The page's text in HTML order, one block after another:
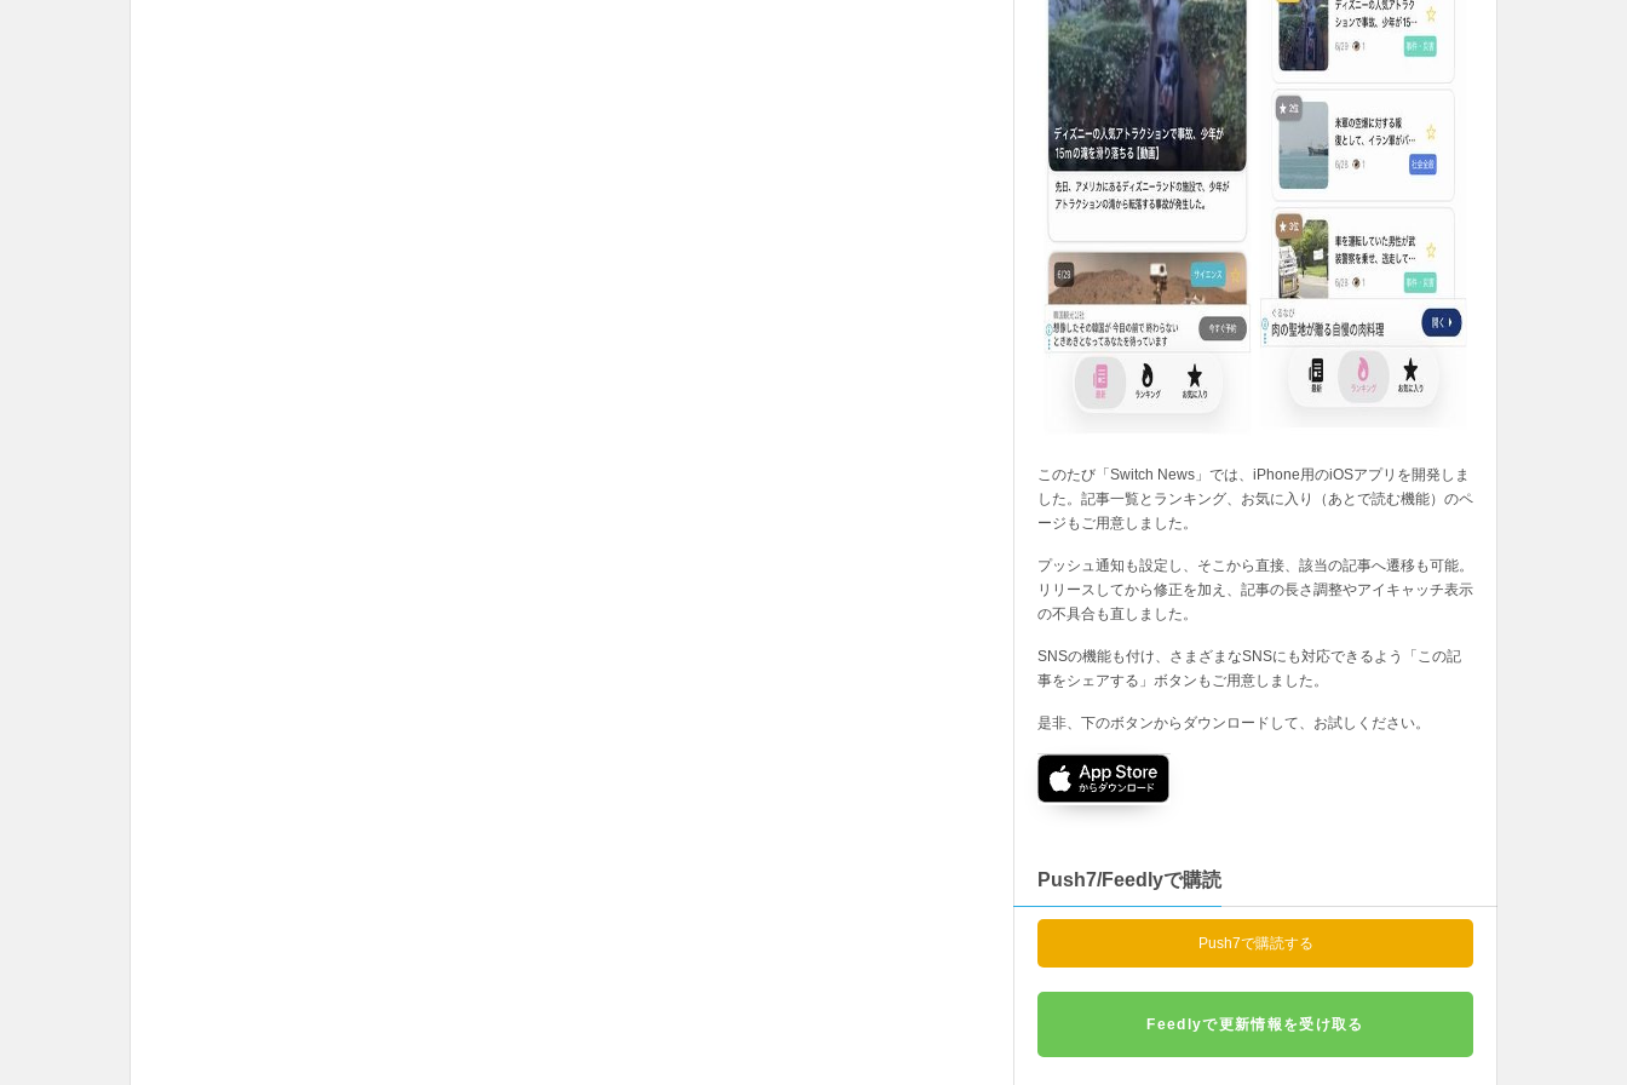
このたび「Switch News」では、iPhone用のiOSアプリを開発しま
した。記事一覧とランキング、お気に入り（あとで読む機能）のペ
ージもご用意しました。
プッシュ通知も設定し、そこから直接、該当の記事へ遷移も可能。
リリースしてから修正を加え、記事の長さ調整やアイキャッチ表示
の不具合も直しました。
SNSの機能も付け、さまざまなSNSにも対応できるよう「この記
事をシェアする」ボタンもご用意しました。
是非、下のボタンからダウンロードして、お試しください。
Push7/Feedlyで購読
Push7で購読する
Feedlyで更新情報を受け取る